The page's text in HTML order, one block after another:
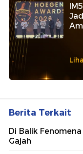
Berita Terkait
Di Balik
Gajah